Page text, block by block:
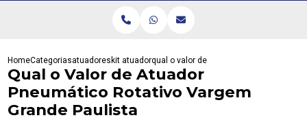
HomeCategoriasatuadores kit atuadorqual o valor de atuador pneumatico
Qual o Valor de Atuador
Pneumático Rotativo Vargem
Grande Paulista